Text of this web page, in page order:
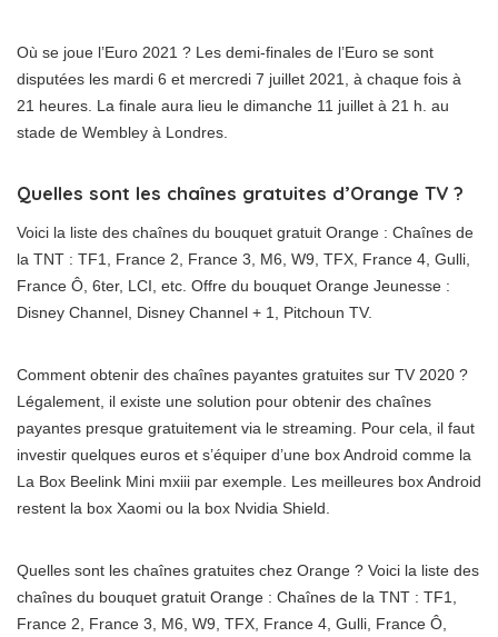
Où se joue l’Euro 2021 ? Les demi-finales de l’Euro se sont
disputées les mardi 6 et mercredi 7 juillet 2021, à chaque fois à
21 heures. La finale aura lieu le dimanche 11 juillet à 21 h. au
stade de Wembley à Londres.
Quelles sont les chaînes gratuites d’Orange TV ?
Voici la liste des chaînes du bouquet gratuit Orange : Chaînes de
la TNT : TF1, France 2, France 3, M6, W9, TFX, France 4, Gulli,
France Ô, 6ter, LCI, etc. Offre du bouquet Orange Jeunesse :
Disney Channel, Disney Channel + 1, Pitchoun TV.
Comment obtenir des chaînes payantes gratuites sur TV 2020 ?
Légalement, il existe une solution pour obtenir des chaînes
payantes presque gratuitement via le streaming. Pour cela, il faut
investir quelques euros et s’équiper d’une box Android comme la
La Box Beelink Mini mxiii par exemple. Les meilleures box Android
restent la box Xaomi ou la box Nvidia Shield.
Quelles sont les chaînes gratuites chez Orange ? Voici la liste des
chaînes du bouquet gratuit Orange : Chaînes de la TNT : TF1,
France 2, France 3, M6, W9, TFX, France 4, Gulli, France Ô,